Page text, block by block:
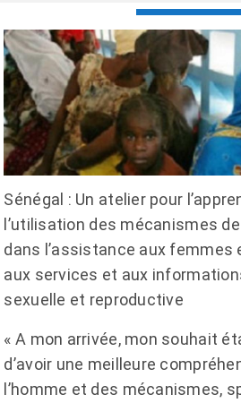
Sénégal : Un atelier pour
l’utilisation des mécanismes
dans l’assistance aux femmes
aux services et aux
sexuelle et reproductive
« A mon arrivée, mon souhait
d’avoir une meilleure
l’homme et des mécanismes,